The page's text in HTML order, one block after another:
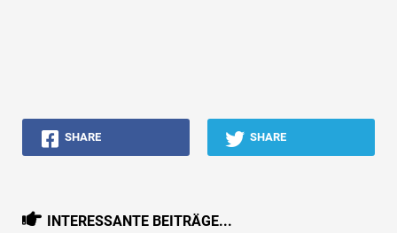
SHARE SHARE
INTERESSANTE BEITRÄGE...